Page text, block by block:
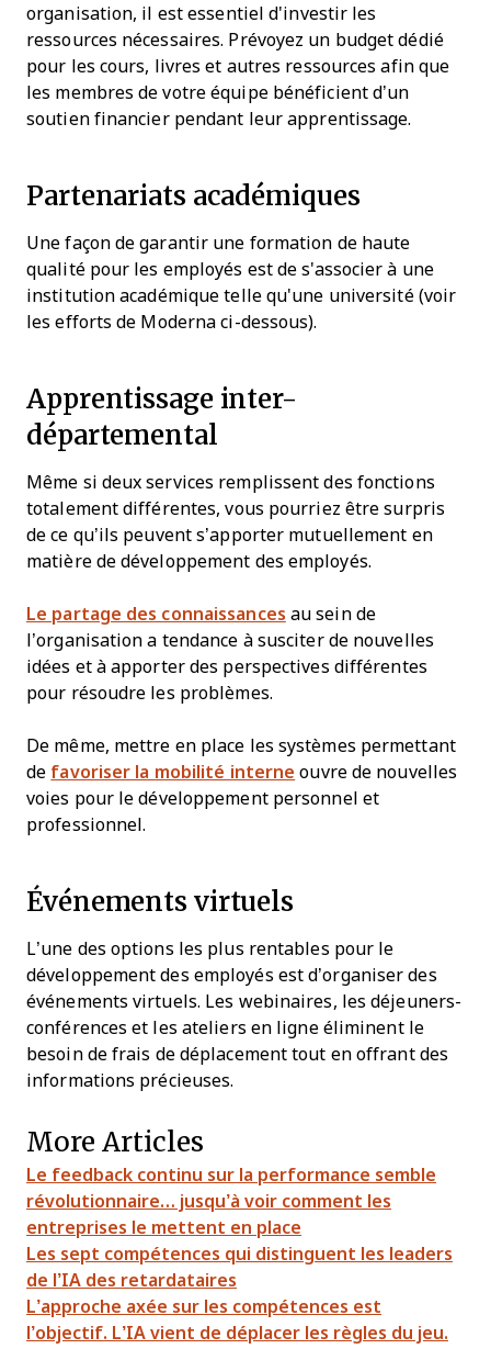
organisation, il est essentiel d'investir les
ressources nécessaires. Prévoyez un budget dédié
pour les cours, livres et autres ressources afin que
les membres de votre équipe bénéficient d’un
soutien financier pendant leur apprentissage.
Partenariats académiques
Une façon de garantir une formation de haute
qualité pour les employés est de s'associer à une
institution académique telle qu'une université (voir
les efforts de Moderna ci-dessous).
Apprentissage inter-
départemental
Même si deux services remplissent des fonctions
totalement différentes, vous pourriez être surpris
de ce qu’ils peuvent s’apporter mutuellement en
matière de développement des employés.
Le partage des connaissances au sein de
l’organisation a tendance à susciter de nouvelles
idées et à apporter des perspectives différentes
pour résoudre les problèmes.
De même, mettre en place les systèmes permettant
de favoriser la mobilité interne ouvre de nouvelles
voies pour le développement personnel et
professionnel.
Événements virtuels
L’une des options les plus rentables pour le
développement des employés est d’organiser des
événements virtuels. Les webinaires, les déjeuners-
conférences et les ateliers en ligne éliminent le
besoin de frais de déplacement tout en offrant des
informations précieuses.
More Articles
Le feedback continu sur la performance semble
révolutionnaire… jusqu’à voir comment les
entreprises le mettent en place
Les sept compétences qui distinguent les leaders
de l’IA des retardataires
L’approche axée sur les compétences est
l’objectif. L’IA vient de déplacer les règles du jeu.